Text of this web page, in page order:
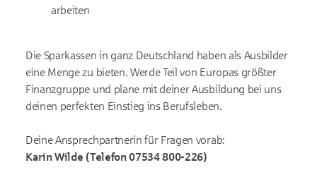
arbeiten
Die Sparkassen in ganz Deutschland haben als Ausbilder
eine Menge zu bieten. Werde Teil von Europas größter
Finanzgruppe und plane mit deiner Ausbildung bei uns
deinen perfekten Einstieg ins Berufsleben.
Deine Ansprechpartnerin für Fragen vorab:
Karin Wilde (Telefon 07534 800-226)